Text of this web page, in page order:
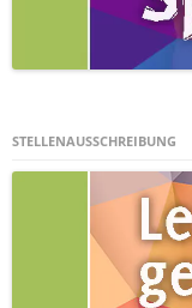
STELLENAUSSCHREIBUNG